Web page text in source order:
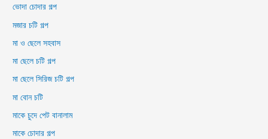
ভোদা চোদার গল্প
মজার চটি গল্প
মা ও ছেলে সহবাস
মা ছেলে চটি গল্প
মা ছেলে সিরিজ চটি গল্প
মা বোন চটি
মাকে চুদে পেট বানালাম
মাকে চোদার গল্প